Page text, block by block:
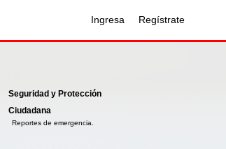
Ingresa Regístrate
Seguridad y Protección
Ciudadana
Reportes de emergencia.